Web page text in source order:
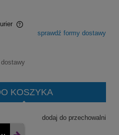
kosztów płatnościsprawdź formy dostawy
KOSZYKA
dodaj do przechowalni